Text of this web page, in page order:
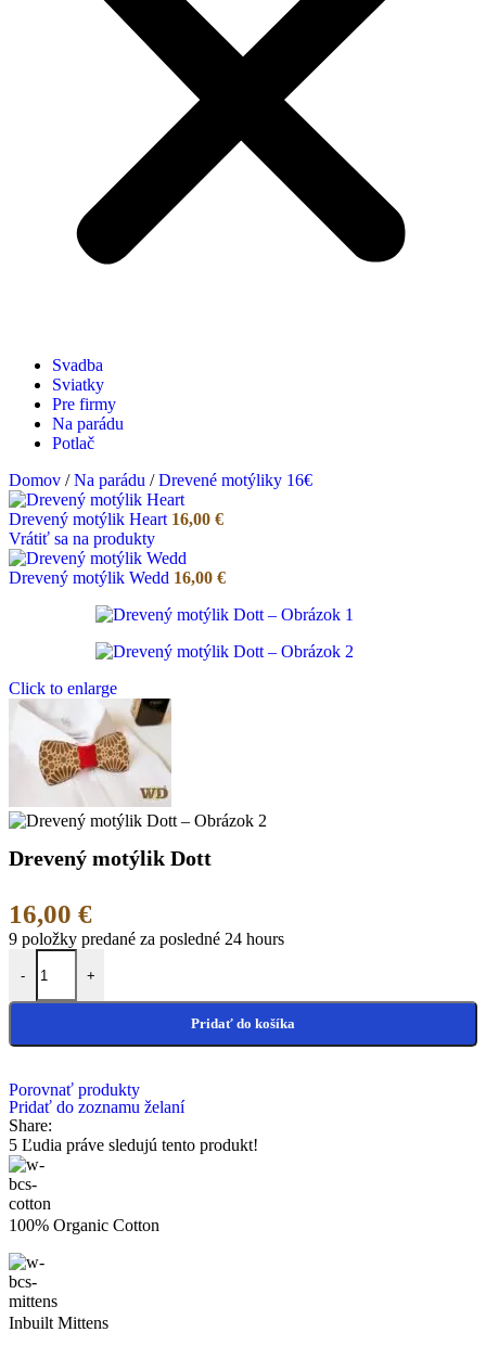
Svadba
Sviatky
Pre firmy
Na parádu
Potlač
Domov / Na parádu / Drevené motýliky 16€
Drevený motýlik Heart 16,00 €
Vrátiť sa na produkty
Drevený motýlik Wedd 16,00 €
Click to enlarge
Drevený motýlik Dott
16,00 €
9 položky predané za posledné 24 hours
-
množstvo Drevený motýlik Dott
+
Pridať do košíka
Porovnať produkty
Pridať do zoznamu želaní
Share:
5 Ľudia práve sledujú tento produkt!
100% Organic Cotton
Inbuilt Mittens